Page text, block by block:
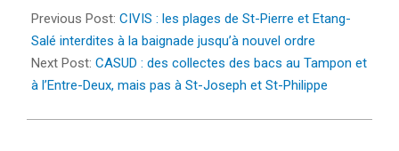
02-
21
Previous Post: CIVIS : les plages de St-Pierre et Etang-
Salé interdites à la baignade jusqu’à nouvel ordre
Next Post: CASUD : des collectes des bacs au Tampon et
à l’Entre-Deux, mais pas à St-Joseph et St-Philippe